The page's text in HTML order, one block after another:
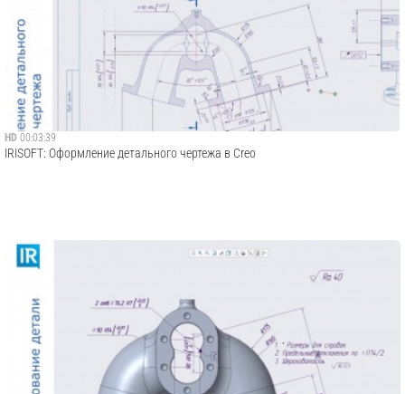
HD 00:03:39
IRISOFT: Оформление детального чертежа в Creo